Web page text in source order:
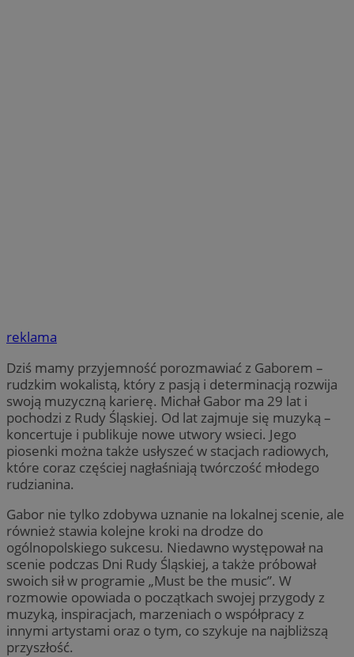
reklama
Dziś mamy przyjemność porozmawiać z Gaborem –
rudzkim wokalistą, który z pasją i determinacją rozwija
swoją muzyczną karierę. Michał Gabor ma 29 lat i
pochodzi z Rudy Śląskiej. Od lat zajmuje się muzyką –
koncertuje i publikuje nowe utwory wsieci. Jego
piosenki można także usłyszeć w stacjach radiowych,
które coraz częściej nagłaśniają twórczość młodego
rudzianina.
Gabor nie tylko zdobywa uznanie na lokalnej scenie, ale
również stawia kolejne kroki na drodze do
ogólnopolskiego sukcesu. Niedawno występował na
scenie podczas Dni Rudy Śląskiej, a także próbował
swoich sił w programie „Must be the music”. W
rozmowie opowiada o początkach swojej przygody z
muzyką, inspiracjach, marzeniach o współpracy z
innymi artystami oraz o tym, co szykuje na najbliższą
przyszłość.